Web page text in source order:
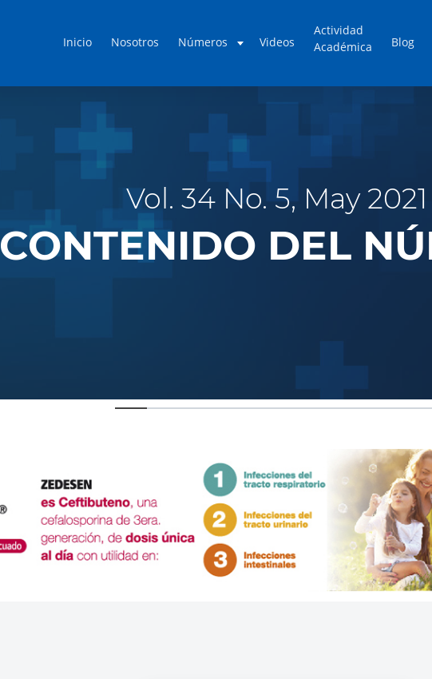
Inicio Nosotros Números Videos
Actividad
Académica
Blog
Vol. 34 No. 5, May 2021
CONTENIDO DEL